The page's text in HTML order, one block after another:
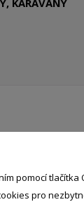
pomocí tlačítka
pro
KARAVANY